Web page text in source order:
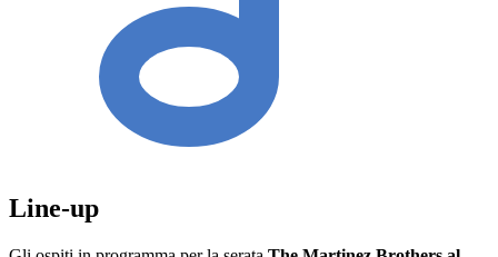
Line-up